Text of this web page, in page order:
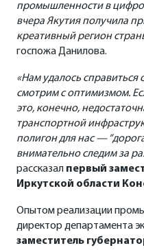
промышленности в
вчера Якутия получила
креативный регион
госпожа Данилова.
«Нам удалось справиться
смотрим с оптимизмом.
это, конечно,
транспортной
полигон для нас —
внимательно следим за
рассказал первый
Иркутской области
Опытом реализации
директор департамента
заместитель